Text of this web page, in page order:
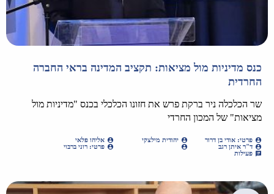
כנס מדיניות מול מציאות: תקציב המדינה בראי החברה
החרדית
שר הכלכלה ניר ברקת פרש את חזונו הכלכלי בכנס "מדיניות מול
מציאות" של המכון החרדי
פרטי: אודי בן דרור יהודית מילצקי
אליהו פלאי
ד"ר איתן רגב
פרטי: רוני ברבוי
פעילות